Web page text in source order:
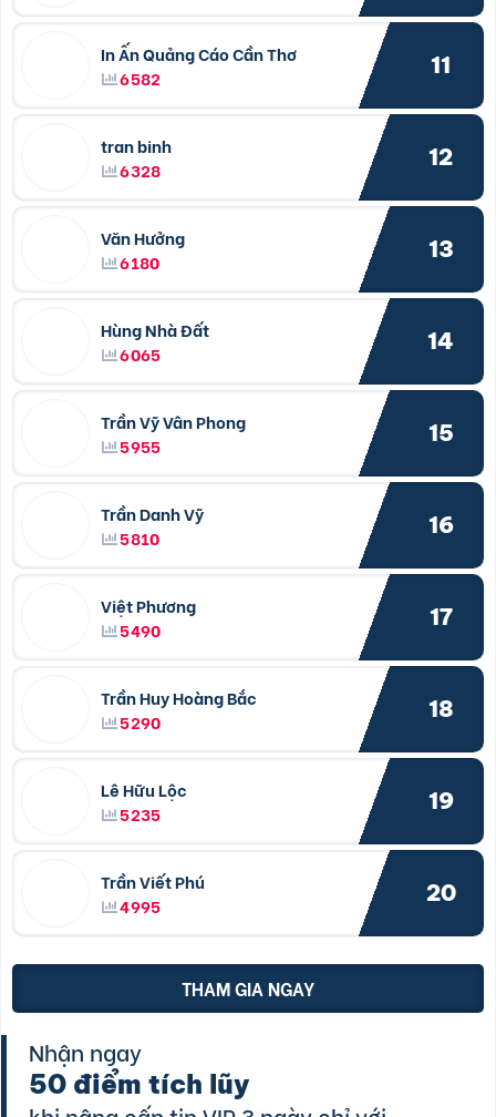
In Ấn Quảng Cáo Cần Thơ
6582
11
tran binh
6328
12
Văn Hưởng
6180
13
Hùng Nhà Đất
6065
14
Trần Vỹ Vân Phong
5955
15
Trần Danh Vỹ
5810
16
Việt Phương
5490
17
Trần Huy Hoàng Bắc
5290
18
Lê Hữu Lộc
5235
19
Trần Viết Phú
4995
20
THAM GIA NGAY
Nhận ngay
50 điểm tích lũy